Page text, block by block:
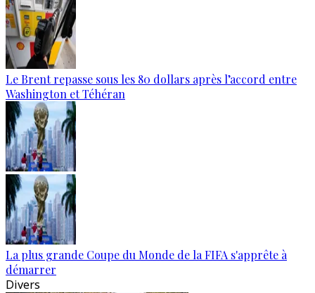
Le Brent repasse sous les 80 dollars après l’accord entre
Washington et Téhéran
La plus grande Coupe du Monde de la FIFA s'apprête à
démarrer
Divers